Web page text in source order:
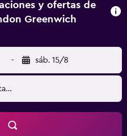
y ofertas de
Greenwich
- sáb. 15/8